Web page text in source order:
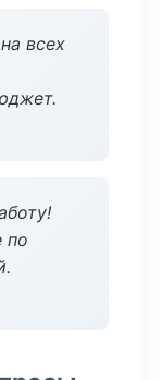
всех
по